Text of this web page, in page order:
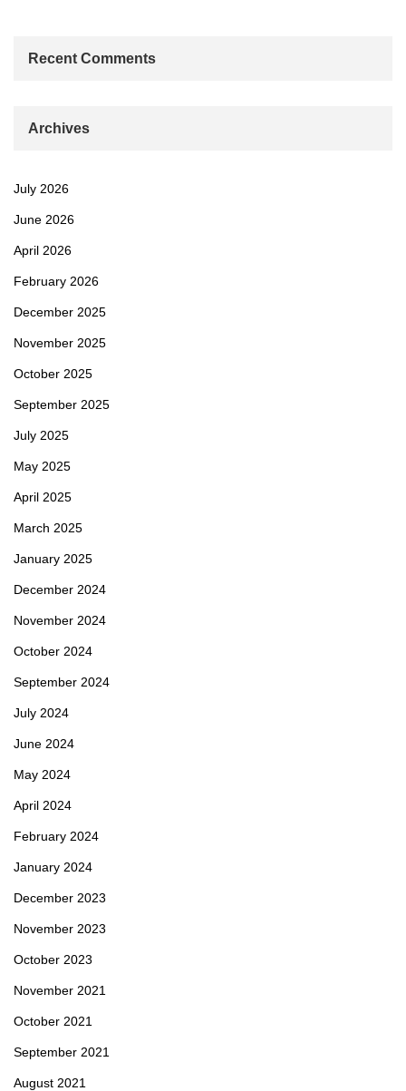
Recent Comments
Archives
July 2026
June 2026
April 2026
February 2026
December 2025
November 2025
October 2025
September 2025
July 2025
May 2025
April 2025
March 2025
January 2025
December 2024
November 2024
October 2024
September 2024
July 2024
June 2024
May 2024
April 2024
February 2024
January 2024
December 2023
November 2023
October 2023
November 2021
October 2021
September 2021
August 2021